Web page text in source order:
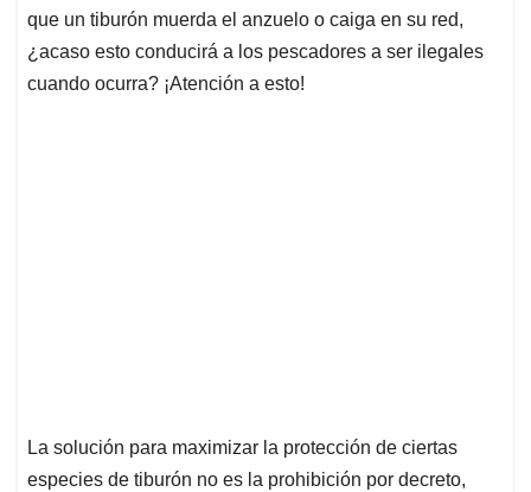
que un tiburón muerda el anzuelo o caiga en su red,
¿acaso esto conducirá a los pescadores a ser ilegales
cuando ocurra? ¡Atención a esto!
La solución para maximizar la protección de ciertas
especies de tiburón no es la prohibición por decreto,